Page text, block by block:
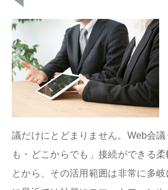
議だけにとどまりません。Web会
も・どこからでも」接続ができる
とから、その活用範囲は非常に多